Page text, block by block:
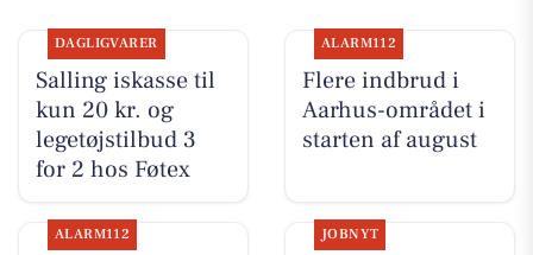
DAGLIGVARER
Salling iskasse til
kun 20 kr. og
legetøjstilbud 3
for 2 hos Føtex
ALARM112
Flere indbrud i
Aarhus-området i
starten af august
ALARM112 JOBNYT